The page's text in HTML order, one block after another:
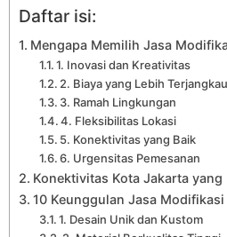
Daftar isi:
Mengapa Memilih Jasa
1. Inovasi dan Kreativitas
2. Biaya yang Lebih Terjangkau
3. Ramah Lingkungan
4. Fleksibilitas Lokasi
5. Konektivitas yang Baik
6. Urgensitas Pemesanan
Konektivitas Kota Jakarta
10 Keunggulan Jasa
1. Desain Unik dan Kustom